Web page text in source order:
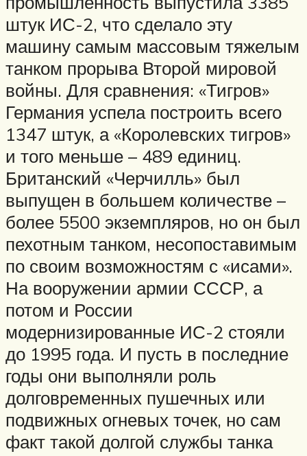
штук ИС-2, что сделало эту
машину самым массовым тяжелым
танком прорыва Второй мировой
войны. Для сравнения: «Тигров»
Германия успела построить всего
1347 штук, а «Королевских тигров»
и того меньше – 489 единиц.
Британский «Черчилль» был
выпущен в большем количестве –
более 5500 экземпляров, но он был
пехотным танком, несопоставимым
по своим возможностям с «исами».
На вооружении армии СССР, а
потом и России
модернизированные ИС-2 стояли
до 1995 года. И пусть в последние
годы они выполняли роль
долговременных пушечных или
подвижных огневых точек, но сам
факт такой долгой службы танка